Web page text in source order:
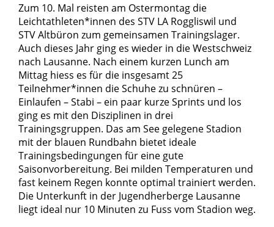
Zum 10. Mal reisten am Ostermontag die
Leichtathleten*innen des STV LA Roggliswil und
STV Altbüron zum gemeinsamen Trainingslager.
Auch dieses Jahr ging es wieder in die Westschweiz
nach Lausanne. Nach einem kurzen Lunch am
Mittag hiess es für die insgesamt 25
Teilnehmer*innen die Schuhe zu schnüren –
Einlaufen – Stabi – ein paar kurze Sprints und los
ging es mit den Disziplinen in drei
Trainingsgruppen. Das am See gelegene Stadion
mit der blauen Rundbahn bietet ideale
Trainingsbedingungen für eine gute
Saisonvorbereitung. Bei milden Temperaturen und
fast keinem Regen konnte optimal trainiert werden.
Die Unterkunft in der Jugendherberge Lausanne
liegt ideal nur 10 Minuten zu Fuss vom Stadion weg.